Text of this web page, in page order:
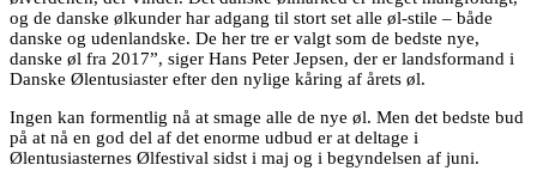
og de danske ølkunder har adgang til stort set alle øl-stile – både
danske og udenlandske. De her tre er valgt som de bedste nye,
danske øl fra 2017”, siger Hans Peter Jepsen, der er landsformand i
Danske Ølentusiaster efter den nylige kåring af årets øl.
Ingen kan formentlig nå at smage alle de nye øl. Men det bedste bud
på at nå en god del af det enorme udbud er at deltage i
Ølentusiasternes Ølfestival sidst i maj og i begyndelsen af juni.